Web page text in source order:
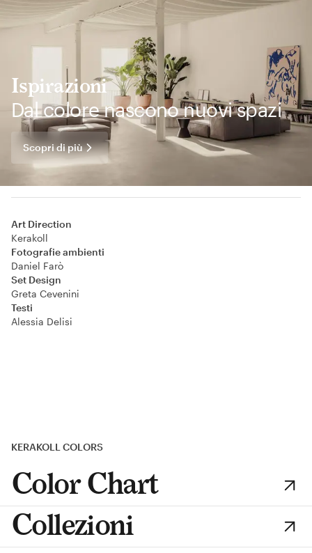
Ispirazioni
Dal colore nascono nuovi spazi
Scopri di più
Art Direction
Kerakoll
Fotografie ambienti
Daniel Farò
Set Design
Greta Cevenini
Testi
Alessia Delisi
KERAKOLL COLORS
Color Chart
Collezioni